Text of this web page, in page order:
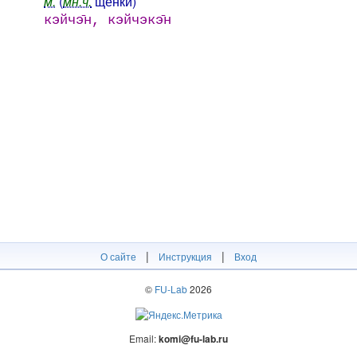
кэйчэ̄н, кэйчэкэ̄н
О сайте | Инструкция | Вход
© FU-Lab2026
Email:komi@fu-lab.ru